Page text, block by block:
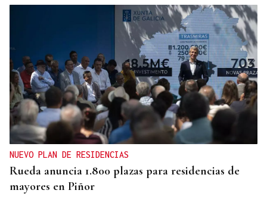
NUEVO PLAN DE RESIDENCIAS
Rueda anuncia 1.800 plazas para residencias de
mayores en Piñor